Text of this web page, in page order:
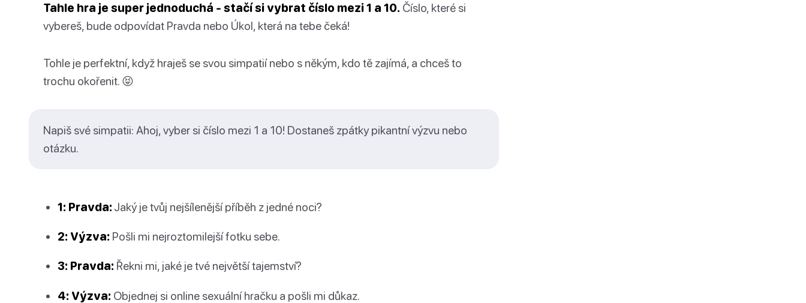
Tahle hra je super jednoduchá - stačí si vybrat číslo mezi 1 a 10. Číslo, které si
vybereš, bude odpovídat Pravda nebo Úkol, která na tebe čeká!
Tohle je perfektní, když hraješ se svou simpatií nebo s někým, kdo tě zajímá, a chceš to
trochu okořenit. 😝
Napiš své simpatii: Ahoj, vyber si číslo mezi 1 a 10! Dostaneš zpátky pikantní výzvu nebo
otázku.
1: Pravda: Jaký je tvůj nejšílenější příběh z jedné noci?
2: Výzva: Pošli mi nejroztomilejší fotku sebe.
3: Pravda: Řekni mi, jaké je tvé největší tajemství?
4: Výzva: Objednej si online sexuální hračku a pošli mi důkaz.